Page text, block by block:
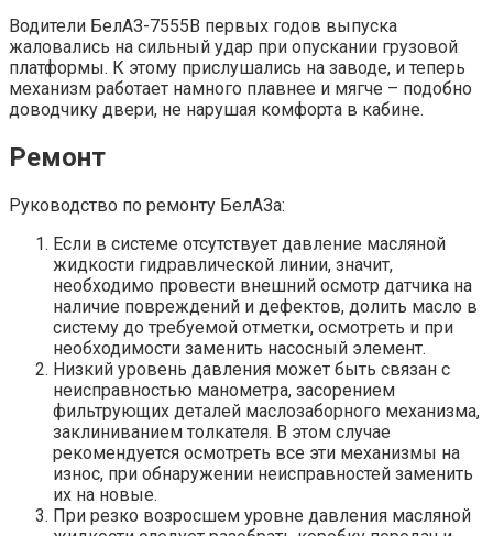
Водители БелАЗ-7555В первых годов выпуска
жаловались на сильный удар при опускании грузовой
платформы. К этому прислушались на заводе, и теперь
механизм работает намного плавнее и мягче – подобно
доводчику двери, не нарушая комфорта в кабине.
Ремонт
Руководство по ремонту БелАЗа:
Если в системе отсутствует давление масляной
жидкости гидравлической линии, значит,
необходимо провести внешний осмотр датчика на
наличие повреждений и дефектов, долить масло в
систему до требуемой отметки, осмотреть и при
необходимости заменить насосный элемент.
Низкий уровень давления может быть связан с
неисправностью манометра, засорением
фильтрующих деталей маслозаборного механизма,
заклиниванием толкателя. В этом случае
рекомендуется осмотреть все эти механизмы на
износ, при обнаружении неисправностей заменить
их на новые.
При резко возросшем уровне давления масляной